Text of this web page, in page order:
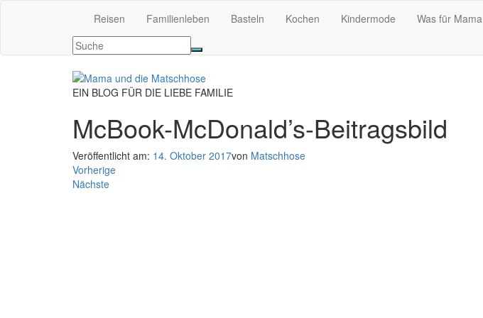
Reisen Familienleben Basteln Kochen Kindermode Was für Mama
EIN BLOG FÜR DIE LIEBE FAMILIE
McBook-McDonald’s-Beitragsbild
Veröffentlicht am: 14. Oktober 2017von Matschhose
Vorherige
Nächste